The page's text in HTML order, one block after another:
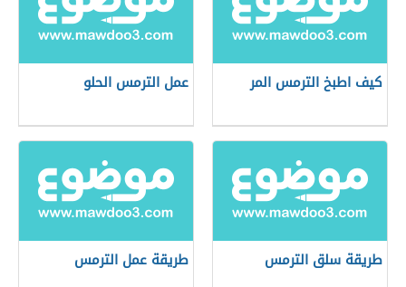
كيف اطبخ الترمس المر عمل الترمس الحلو
طريقة سلق الترمس طريقة عمل الترمس